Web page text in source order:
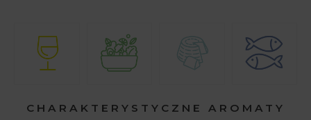
CHARAKTERYSTYCZNE AROMATY